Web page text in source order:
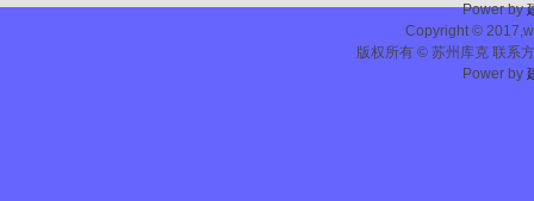
Power by
Copyright ©
版权所有 © 苏州库克 联系
Power by